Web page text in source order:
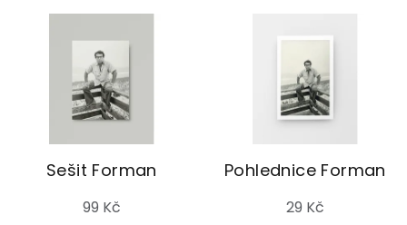
Sešit Forman
99 Kč
Pohlednice Forman
29 Kč